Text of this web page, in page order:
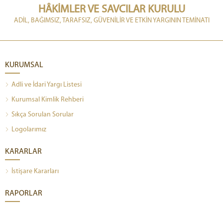
HÂKİMLER VE SAVCILAR KURULU
ADİL, BAĞIMSIZ, TARAFSIZ, GÜVENİLİR VE ETKİN YARGININ TEMİNATI
KURUMSAL
Adli ve İdari Yargı Listesi
Kurumsal Kimlik Rehberi
Sıkça Sorulan Sorular
Logolarımız
KARARLAR
İstişare Kararları
RAPORLAR